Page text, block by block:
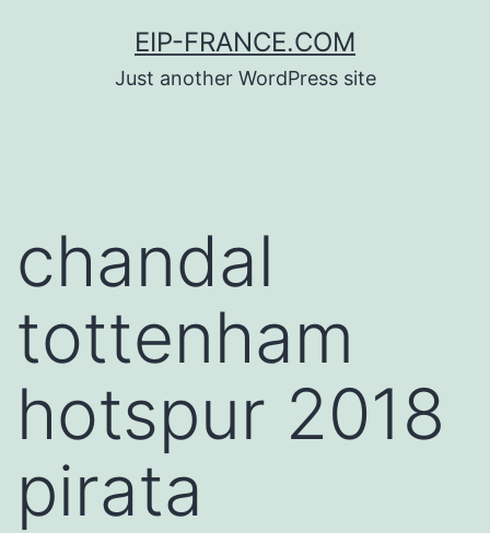
EIP-FRANCE.COM
Just another WordPress site
chandal
tottenham
hotspur 2018
pirata